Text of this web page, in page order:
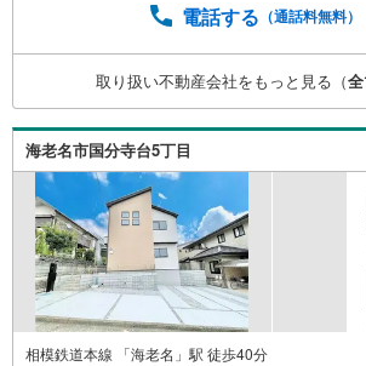
入できる無料の生命保険】【13年間
から始まる【住宅ローン返済】65歳
【老後の費用負担】住宅探しの【この
な部分を明確にしていきませんか？
電話する （通話料無料）
取り扱い不動産会社をもっと見る（全
海老名市国分寺台5丁目
相模鉄道本線 「海老名」駅 徒歩40分